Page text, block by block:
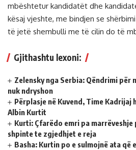
mbështetur kandidatët dhe
kësaj vjeshte, me bindjen se
të jetë shembulli me të cilin do të
Gjithashtu lexoni:
Zelensky nga Serbia: Qëndrimi për
nuk ndryshon
Përplasje në Kuvend, Time Kadrijaj
Albin Kurtit
Kurti: Çfarëdo emri pa
shpinte te zgjedhjet e reja
Basha: Kurtin po e sulmojnë ata që